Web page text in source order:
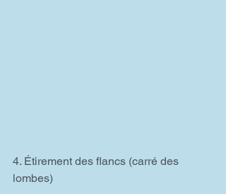
4. Étirement des flancs (carré des
lombes)